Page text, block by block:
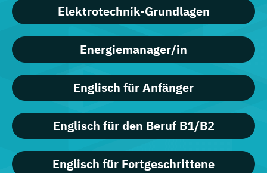
Elektrotechnik-Grundlagen
Energiemanager/in
Englisch für Anfänger
Englisch für den Beruf B1/B2
Englisch für Fortgeschrittene